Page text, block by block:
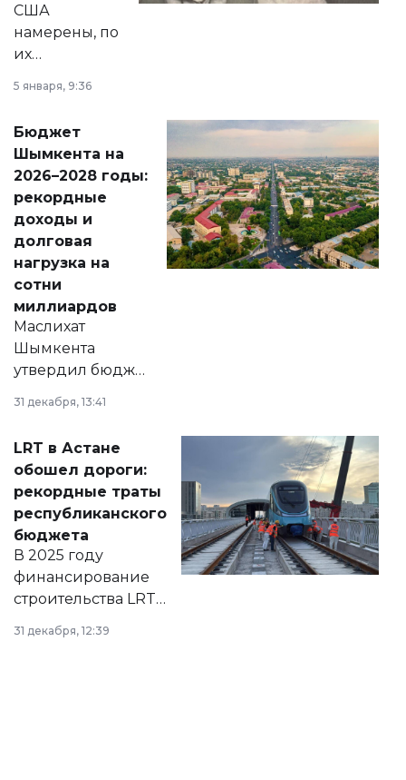
США
намерены, по
их
принести
народу
Венесуэлы.
5 января, 9:36
Бюджет
Шымкента на
2026–2028 годы:
рекордные
доходы и
долговая
нагрузка на
сотни
миллиардов
Маслихат
Шымкента
утвердил бюджет
города на 2026–
2028 годы.
документ
появился в базе
нормативных
правовых актов и
на сайте маслихат
города.
31 декабря, 13:41
LRT в Астане
обошел дороги:
рекордные траты
республиканского
бюджета
В 2025 году
финансирование
строительства LRT
в Астане из
республиканского
31 декабря, 12:39